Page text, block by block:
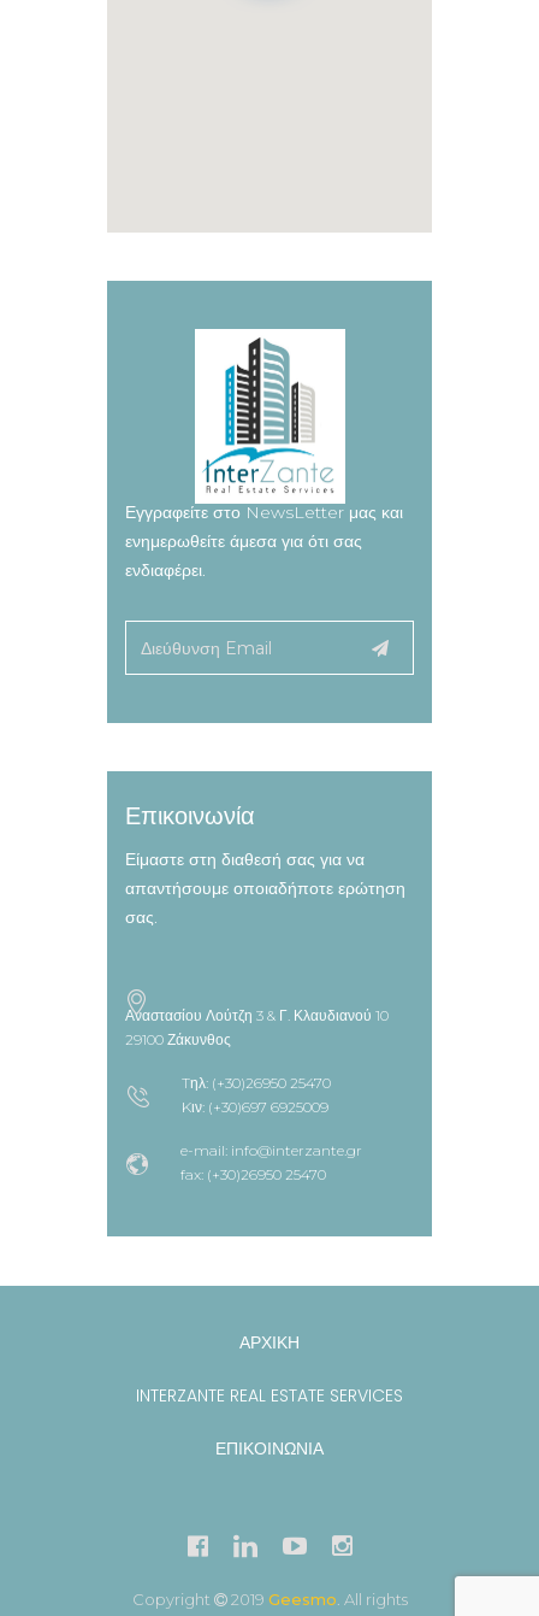
Εγγραφείτε στο NewsLetter μας και
ενημερωθείτε άμεσα για ότι σας
ενδιαφέρει.
Επικοινωνία
Είμαστε στη διαθεσή σας για να
απαντήσουμε οποιαδήποτε ερώτηση
σας.
Αναστασίου Λούτζη 3 & Γ. Κλαυδιανού 10
29100 Ζάκυνθος
Tηλ: (+30)26950 25470
Kιν: (+30)697 6925009
e-mail: info@interzante.gr
fax: (+30)26950 25470
ΑΡΧΙΚΗ
INTERZANTE REAL ESTATE SERVICES
ΕΠΙΚΟΙΝΩΝΙΑ
Copyright 2019 Geesmo . All rights